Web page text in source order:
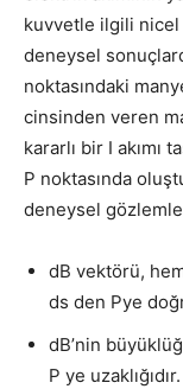
kuvvetle ilgili nicel
deneysel
noktasındaki
cinsinden veren
kararlı bir I akımı
P noktasında
deneysel
dB vektörü,
ds den Pye
dB’nin
P ye uzaklığıdır.